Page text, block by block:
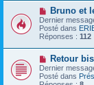
s
a
g
e
a
u
m
e
s
s
a
g
e
N
o
u
v
e
a
m
e
s
Bruno et
Dernier
Posté dans
Réponses : 112
N
o
u
v
Retour bis
Dernier
Posté dans